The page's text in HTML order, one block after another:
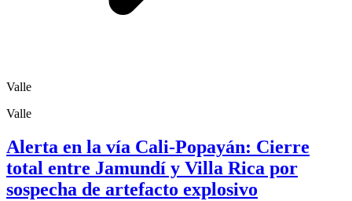
Valle
Valle
Alerta en la vía Cali-Popayán: Cierre
total entre Jamundí y Villa Rica por
sospecha de artefacto explosivo